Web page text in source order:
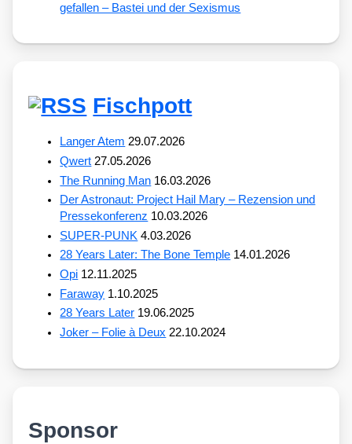
gefallen – Bastei und der Sexismus
Fischpott
Langer Atem 29.07.2026
Qwert 27.05.2026
The Running Man 16.03.2026
Der Astronaut: Project Hail Mary – Rezension und
Pressekonferenz 10.03.2026
SUPER-PUNK 4.03.2026
28 Years Later: The Bone Temple 14.01.2026
Opi 12.11.2025
Faraway 1.10.2025
28 Years Later 19.06.2025
Joker – Folie à Deux 22.10.2024
Sponsor